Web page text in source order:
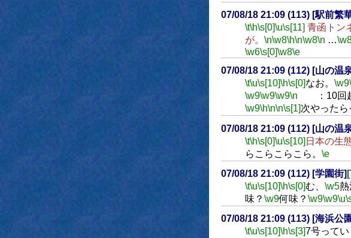
07/08/18 21:09 (113) [駅前繁
\t\h\s[0]\u\s[11] 青函トン
が。 \n\w8\h\n\w8\n …
\w6\s[0]\w8\e
07/08/18 21:09 (112) [山の温
\t\u\s[10] \h\s[0] なお。 \w9
\w9\w9\w9\n ：10回
\w9\h\n\n\s[1] 次やったら
07/08/18 21:09 (112) [山の温
\t\h\s[0]\u\s[10] 日本の生
らこらこらこら。 \e
07/08/18 21:09 (112) [学園街]
\t\u\s[10]\h\s[0]む、 \w5熱
味？ \w9何味？ \w9\w9\u
07/08/18 21:09 (113) [海浜公
\t\u\s[10]\h\s[3]7号ってい